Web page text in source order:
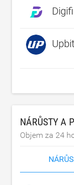
Upbit
NÁRŮSTY A
Objem za 24